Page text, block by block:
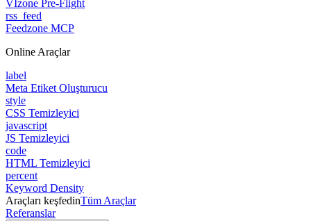
VIzone Pre-Flight
rss_feed
Feedzone MCP
Online Araçlar
label
Meta Etiket Oluşturucu
style
CSS Temizleyici
javascript
JS Temizleyici
code
HTML Temizleyici
percent
Keyword Density
Araçları keşfedinTüm Araçlar
Referanslar